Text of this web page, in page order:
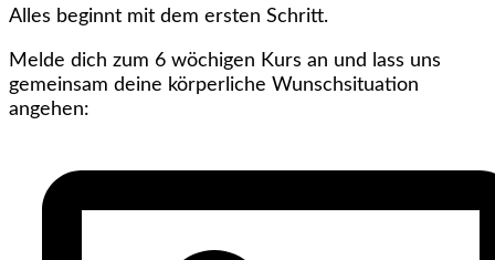
Alles beginnt mit dem ersten Schritt.
Melde dich zum 6 wöchigen Kurs an und lass uns
gemeinsam deine körperliche Wunschsituation
angehen: